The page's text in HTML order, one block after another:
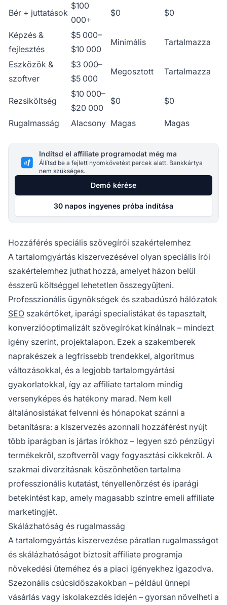
Bér + juttatások
$100
000+
$0 $0
Képzés &
fejlesztés
$5 000–
$10 000
Minimális Tartalmazza
Eszközök &
szoftver
$3 000–
$5 000
Megosztott Tartalmazza
Rezsiköltség
$10 000–
$20 000
$0 $0
Rugalmasság Alacsony Magas Magas
Indítsd el affiliate programodat még ma
Állítsd be a fejlett nyomkövetést percek alatt. Bankkártya
nem szükséges.
Demó kérése
30 napos ingyenes próba indítása
Hozzáférés speciális szövegírói szakértelemhez
A tartalomgyártás kiszervezésével olyan speciális írói
szakértelemhez juthat hozzá, amelyet házon belül
ésszerű költséggel lehetetlen összegyűjteni.
Professzionális ügynökségek és szabadúszó hálózatok
SEO szakértőket, iparági specialistákat és tapasztalt,
konverzióoptimalizált szövegírókat kínálnak – mindezt
igény szerint, projektalapon. Ezek a szakemberek
naprakészek a legfrissebb trendekkel, algoritmus
változásokkal, és a legjobb tartalomgyártási
gyakorlatokkal, így az affiliate tartalom mindig
versenyképes és hatékony marad. Nem kell
általánosistákat felvenni és hónapokat szánni a
betanításra: a kiszervezés azonnali hozzáférést nyújt
több iparágban is jártas írókhoz – legyen szó pénzügyi
termékekről, szoftverről vagy fogyasztási cikkekről. A
szakmai diverzitásnak köszönhetően tartalma
professzionális kutatást, tényellenőrzést és iparági
betekintést kap, amely magasabb szintre emeli affiliate
marketingjét.
Skálázhatóság és rugalmasság
A tartalomgyártás kiszervezése páratlan rugalmasságot
és skálázhatóságot biztosít affiliate programja
növekedési üteméhez és a piaci igényekhez igazodva.
Szezonális csúcsidőszakokban – például ünnepi
vásárlás vagy iskolakezdés idején – gyorsan növelheti a